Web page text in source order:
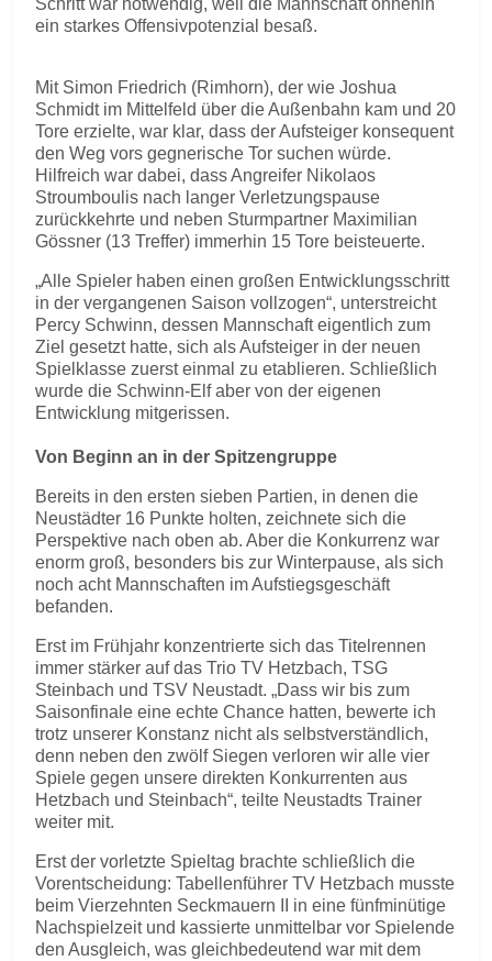
Schritt war notwendig, weil die Mannschaft ohnehin
ein starkes Offensivpotenzial besaß.
Mit Simon Friedrich (Rimhorn), der wie Joshua
Schmidt im Mittelfeld über die Außenbahn kam und 20
Tore erzielte, war klar, dass der Aufsteiger konsequent
den Weg vors gegnerische Tor suchen würde.
Hilfreich war dabei, dass Angreifer Nikolaos
Stroumboulis nach langer Verletzungspause
zurückkehrte und neben Sturmpartner Maximilian
Gössner (13 Treffer) immerhin 15 Tore beisteuerte.
„Alle Spieler haben einen großen Entwicklungsschritt
in der vergangenen Saison vollzogen“, unterstreicht
Percy Schwinn, dessen Mannschaft eigentlich zum
Ziel gesetzt hatte, sich als Aufsteiger in der neuen
Spielklasse zuerst einmal zu etablieren. Schließlich
wurde die Schwinn-Elf aber von der eigenen
Entwicklung mitgerissen.
Von Beginn an in der Spitzengruppe
Bereits in den ersten sieben Partien, in denen die
Neustädter 16 Punkte holten, zeichnete sich die
Perspektive nach oben ab. Aber die Konkurrenz war
enorm groß, besonders bis zur Winterpause, als sich
noch acht Mannschaften im Aufstiegsgeschäft
befanden.
Erst im Frühjahr konzentrierte sich das Titelrennen
immer stärker auf das Trio TV Hetzbach, TSG
Steinbach und TSV Neustadt. „Dass wir bis zum
Saisonfinale eine echte Chance hatten, bewerte ich
trotz unserer Konstanz nicht als selbstverständlich,
denn neben den zwölf Siegen verloren wir alle vier
Spiele gegen unsere direkten Konkurrenten aus
Hetzbach und Steinbach“, teilte Neustadts Trainer
weiter mit.
Erst der vorletzte Spieltag brachte schließlich die
Vorentscheidung: Tabellenführer TV Hetzbach musste
beim Vierzehnten Seckmauern II in eine fünfminütige
Nachspielzeit und kassierte unmittelbar vor Spielende
den Ausgleich, was gleichbedeutend war mit dem